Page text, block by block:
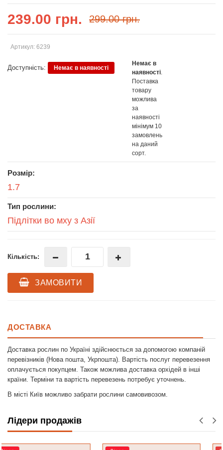
239.00 грн. 299.00 грн.
Артикул: 6239
Доступність: Немає в наявності
Немає в
наявності.
Поставка
товару
можлива
за
наявності
мінімум 10
замовлень
на даний
сорт.
Розмір:
1.7
Тип рослини:
Підлітки во мху з Азії
Кількість:
ЗАМОВИТИ
ДОСТАВКА
Доставка рослин по Україні здійснюється за допомогою компаній
перевізників (Нова пошта, Укрпошта). Вартість послуг перевезення
оплачується покупцем. Також можлива доставка орхідей в інші
країни. Терміни та вартість перевезень потребує уточнень.
В місті Київ можливо забрати рослини самовивозом.
Лідери продажів